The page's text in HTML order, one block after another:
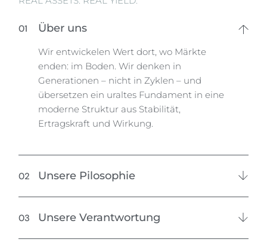
Über uns
Wir entwickelen Wert dort, wo Märkte
enden: im Boden. Wir denken in
Generationen – nicht in Zyklen – und
übersetzen ein uraltes Fundament in eine
moderne Struktur aus Stabilität,
Ertragskraft und Wirkung.
Unsere Pilosophie
Unsere Verantwortung